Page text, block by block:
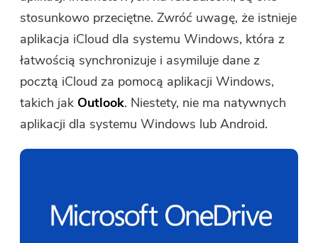
stosunkowo przeciętne. Zwróć uwagę, że istnieje
aplikacja iCloud dla systemu Windows, która z
łatwością synchronizuje i asymiluje dane z
pocztą iCloud za pomocą aplikacji Windows,
takich jak Outlook. Niestety, nie ma natywnych
aplikacji dla systemu Windows lub Android.
można pobrać i używać tylko na
komputerze Mac. Możesz podać
swój adres e-mail, aby uzyskać
link do pobrania i kod kuponu.
Jeśli chcesz kupić
oprogramowanie, kliknij
.
Wpisz poprawny adres e-mail.
Wyślij